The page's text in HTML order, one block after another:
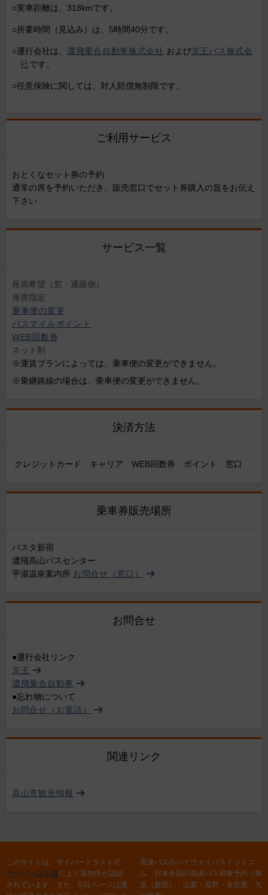
○実車距離は、318kmです。
○所要時間（見込み）は、5時間40分です。
○運行会社は、 濃飛乗合自動車株式会社 および京王バス株式会
社です。
○任意保険に関しては、対人賠償無制限です。
ご利用サービス
おとくなセット券の予約
通常の席を予約いただき、販売窓口でセット券購入の旨をお伝え
下さい
サービス一覧
座席希望（窓・通路側）
座席指定
乗車便の変更
バスマイルポイント
WEB回数券
ネット割
※運賃プランによっては、乗車便の変更ができません。
※乗継路線の場合は、乗車便の変更ができません。
決済方法
クレジットカード キャリア WEB回数券 ポイント 窓口
乗車券販売場所
バスタ新宿
濃飛高山バスセンター
平湯温泉案内所 お問合せ（窓口）
お問合せ
●運行会社リンク
京王
濃飛乗合自動車
●忘れ物について
お問合せ（お電話）
関連リンク
高山市観光情報
このサイトは、サイバートラストの
サーバー証明書により実在性が認証
されています。また、SSLページは通
高速バスのハイウェイバスドットコ
ム 日本全国の高速バス簡単予約（東
京（新宿）・山梨・長野・名古屋・九